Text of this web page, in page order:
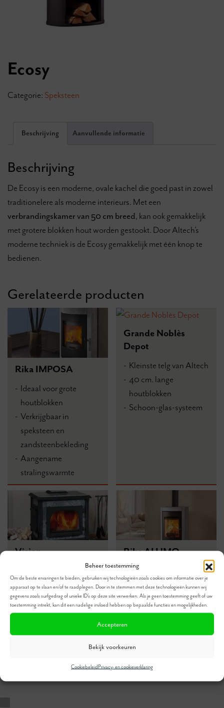
Beheer toestemming
Om de beste ervaringen te bieden, gebruiken wij technologieën zoals cookies om informatie over je
apparaat op te slaan en/of te raadplegen. Door in te stemmen met deze technologieën kunnen wij
gegevens zoals surfgedrag of unieke ID's op deze site verwerken. Als je geen toestemming geeft of uw
toestemming intrekt, kan dit een nadelige invloed hebben op bepaalde functies en mogelijkheden.
Accepteren
Bekijk voorkeuren
CookiebeleidPrivacy- en cookieverklaring
Ecosy
Categorie: Speksteen
Beschrijving Aanvullende informatie
Beschrijving
De Ecosy is een moderne, ovale kachel die goed past in zowel
traditionelere als moderne interieurs. Met een
verbrandingskamer van 50 cm breed, kan ook gemakkelijk
met grotere blokken hout worden gestookt. Door Altech’s
moderne techniek is de Ecosy gemakkelijk met één knop te
bedienen.
Gerelateerde producten
Rika IMPOSA
Ideaal voor grote
houtblokken
Verkrijgbaar in
speksteen en
zandsteenbekleding
Aangename
stralingswarmte
Grande Noblès
Depot
Kleinste telg van Altech
40 cm. lange
houtblokken
Schoon-glas-systeem
Vision
Traditioneel uiterlijk
Paradepaardje van
Altech
Met zijdeur voor
Rika ALUMO
Langdurige
warmteopslag
Aangename warmte
Grote ruit waar u het